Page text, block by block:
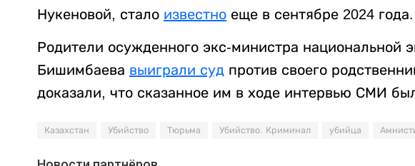
Нукеновой, стало известно еще в сентябре 2024 года.
Родители осужденного экс-министра национальной
Бишимбаева выиграли суд против своего
доказали, что сказанное им в ходе интервью СМИ
Казахстан Убийство Тюрьма Убийство. Криминал убийца